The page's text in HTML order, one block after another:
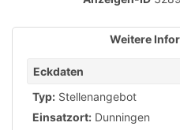
Weitere
Eckdaten
Typ: Stellenangebot
Einsatzort: Dunningen